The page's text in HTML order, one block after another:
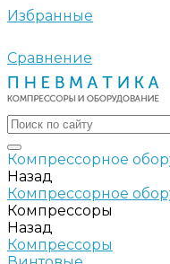
Избранные
Сравнение
Компрессорное
Назад
Компрессорное
Компрессоры
Назад
Компрессоры